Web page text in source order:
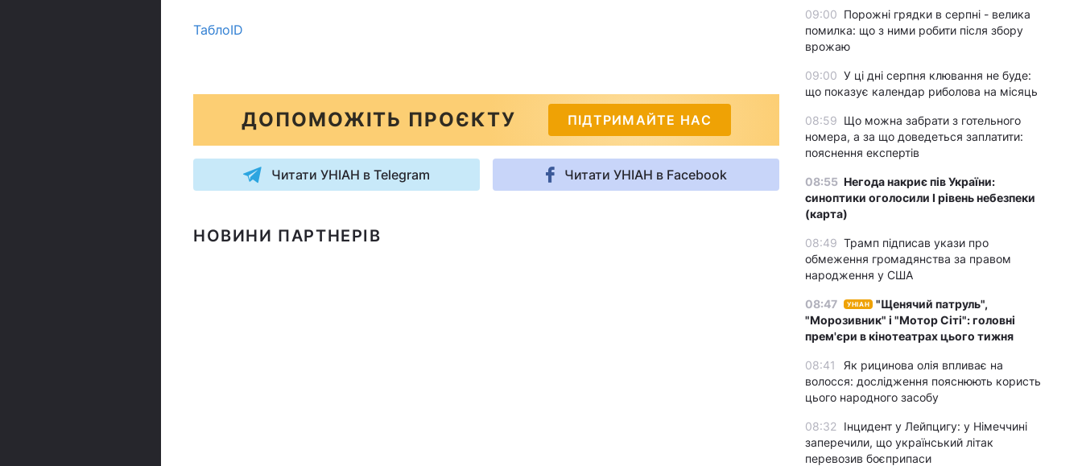
ТаблоID
ДОПОМОЖІТЬ ПРОЄКТУ ПІДТРИМАЙТЕ НАС
Читати УНІАН в Telegram Читати УНІАН в Facebook
НОВИНИ ПАРТНЕРІВ
09:00 Порожні грядки в серпні - велика
помилка: що з ними робити після збору
врожаю
09:00 У ці дні серпня клювання не буде:
що показує календар риболова на місяць
08:59 Що можна забрати з готельного
номера, а за що доведеться заплатити:
пояснення експертів
08:55 Негода накриє пів України:
синоптики оголосили І рівень небезпеки
(карта)
08:49 Трамп підписав укази про
обмеження громадянства за правом
народження у США
08:47 УНІАН
"Щенячий патруль",
"Морозивник" і "Мотор Сіті": головні
прем'єри в кінотеатрах цього тижня
08:41
Як рицинова олія впливає на
волосся: дослідження пояснюють користь
цього народного засобу
08:32
Інцидент у Лейпцигу: у Німеччині
заперечили, що український літак
перевозив боєприпаси